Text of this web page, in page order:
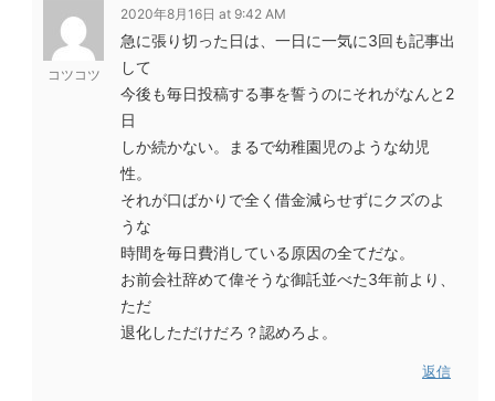
コツコツ
2020年8月16日 at 9:42 AM
急に張り切った日は、一日に一気に3回も記事出
して
今後も毎日投稿する事を誓うのにそれがなんと2
日
しか続かない。まるで幼稚園児のような幼児
性。
それが口ばかりで全く借金減らせずにクズのよ
うな
時間を毎日費消している原因の全てだな。
お前会社辞めて偉そうな御託並べた3年前より、
ただ
退化しただけだろ？認めろよ。
返信